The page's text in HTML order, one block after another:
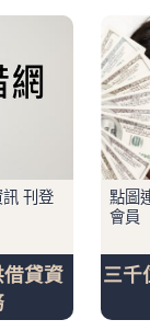
訊 刊登
借貸資
點圖
會員
三千